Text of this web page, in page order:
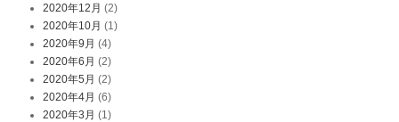
2020年12月 (2)
2020年10月 (1)
2020年9月 (4)
2020年6月 (2)
2020年5月 (2)
2020年4月 (6)
2020年3月 (1)